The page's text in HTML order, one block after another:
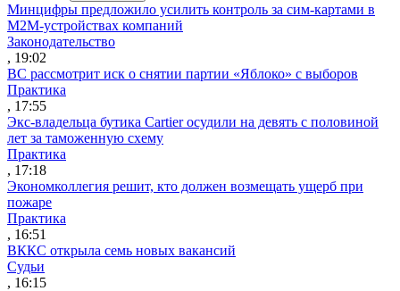
Минцифры предложило усилить контроль за сим-картами в
M2M-устройствах компаний
Законодательство
, 19:02
ВС рассмотрит иск о снятии партии «Яблоко» с выборов
Практика
, 17:55
Экс-владельца бутика Cartier осудили на девять с половиной
лет за таможенную схему
Практика
, 17:18
Экономколлегия решит, кто должен возмещать ущерб при
пожаре
Практика
, 16:51
ВККС открыла семь новых вакансий
Судьи
, 16:15